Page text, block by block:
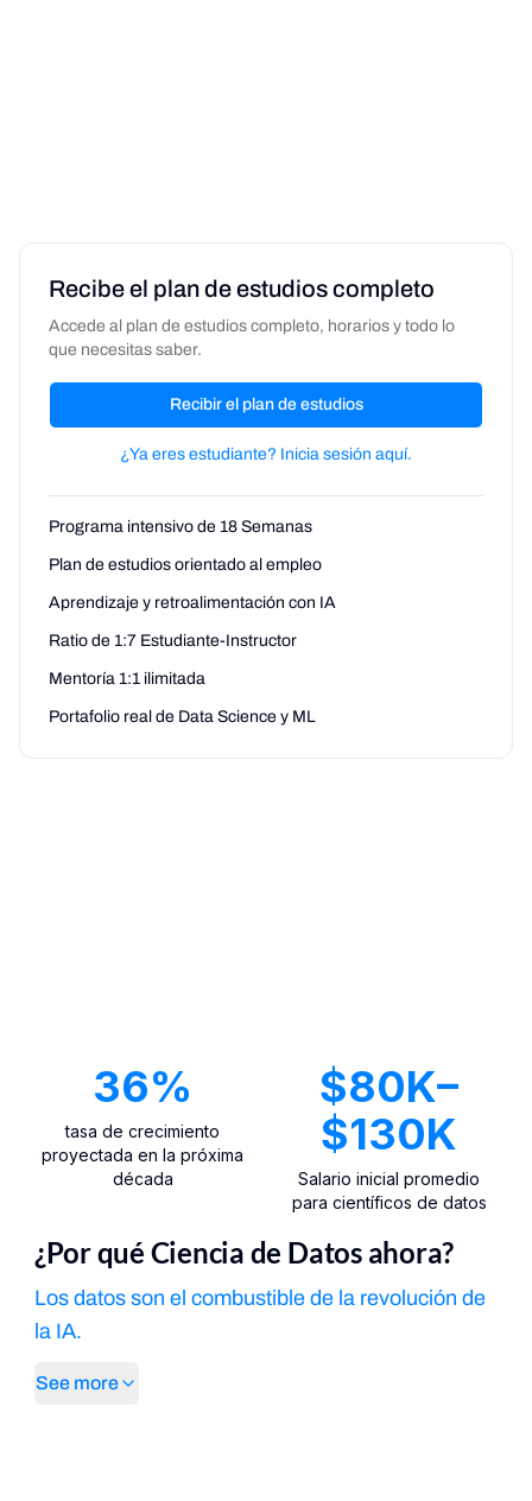
Recibe el plan de estudios completo
Accede al plan de estudios completo, horarios y todo lo
que necesitas saber.
Recibir el plan de estudios
¿Ya eres estudiante? Inicia sesión aquí.
Programa intensivo de 18 Semanas
Plan de estudios orientado al empleo
Aprendizaje y retroalimentación con IA
Ratio de 1:7 Estudiante-Instructor
Mentoría 1:1 ilimitada
Portafolio real de Data Science y ML
36%
tasa de crecimiento
proyectada en la próxima
década
$80K–
$130K
Salario inicial promedio
para científicos de datos
¿Por qué Ciencia de Datos ahora?
Los datos son el combustible de la revolución de
la IA.
See more